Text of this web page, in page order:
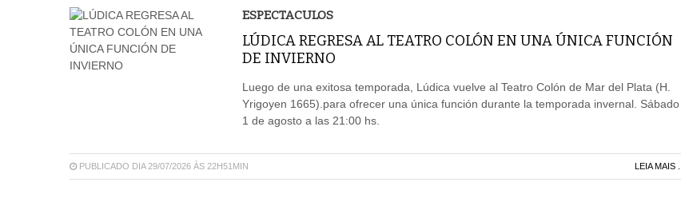
ESPECTACULOS
LÚDICA REGRESA AL TEATRO COLÓN EN UNA ÚNICA FUNCIÓN
DE INVIERNO
Luego de una exitosa temporada, Lúdica vuelve al Teatro Colón de Mar del Plata (H.
Yrigoyen 1665).para ofrecer una única función durante la temporada invernal. Sábado
1 de agosto a las 21:00 hs.
PUBLICADO DIA 29/07/2026 ÀS 22H51MIN LEIA MAIS ...